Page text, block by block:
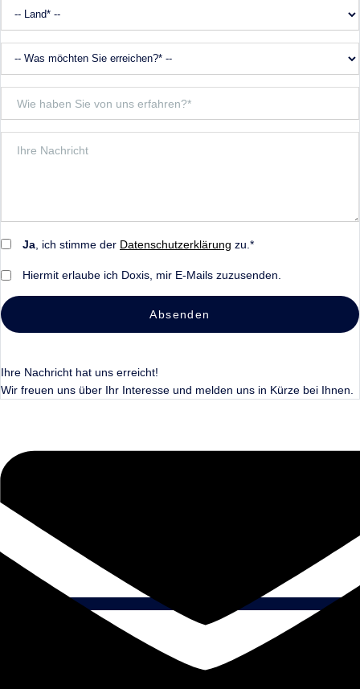
Ja , ich stimme der Datenschutzerklärung zu.*
Hiermit erlaube ich Doxis, mir E-Mails zuzusenden.
Absenden
Ihre Nachricht hat uns erreicht!
Wir freuen uns über Ihr Interesse und melden uns in Kürze bei Ihnen.